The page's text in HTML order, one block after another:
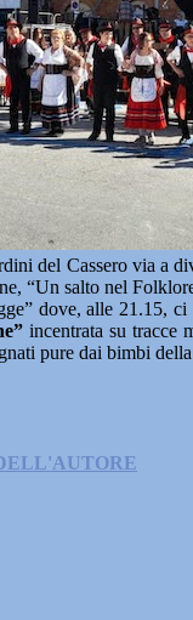
del Cassero via a
“Un salto nel
dove, alle 21.15,
incentrata su tracce
pure dai bimbi